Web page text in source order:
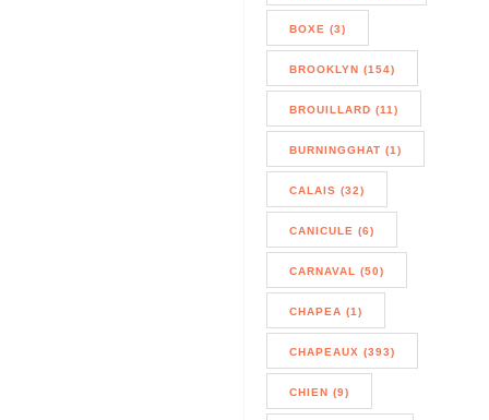
BOXE (3)
BROOKLYN (154)
BROUILLARD (11)
BURNINGGHAT (1)
CALAIS (32)
CANICULE (6)
CARNAVAL (50)
CHAPEA (1)
CHAPEAUX (393)
CHIEN (9)